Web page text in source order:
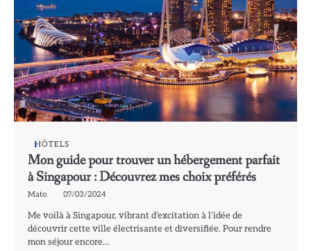
HÔTELS
Mon guide pour trouver un hébergement parfait
à Singapour : Découvrez mes choix préférés
Mato 09/03/2024
Me voilà à Singapour, vibrant d’excitation à l’idée de
découvrir cette ville électrisante et diversifiée. Pour rendre
mon séjour encore…